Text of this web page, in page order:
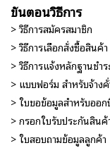
ขั้นตอนวิธีการ
> วิธีการสมัครสมาชิก
> วิธีการเลือกสั่งซื้อสินค้า
> วิธีการแจ้งหลักฐานชำร
> แบบฟอร์ม สำหรับจ้าง
> ใบขอข้อมูลสำหรับออ
> กรอกใบรับประกันสินค้
> ใบสอบถามข้อมูลลูกค้า